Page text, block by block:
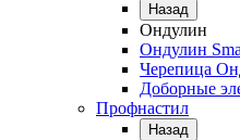
Назад
Ондулин
Ондулин
Черепица
Доборные
Профнастил
Назад